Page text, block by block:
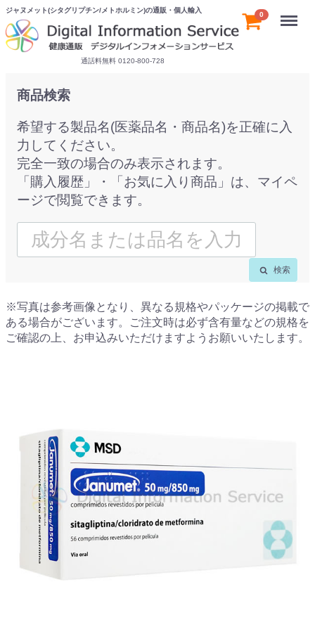
ジャヌメット(シタグリプチン/メトホルミン)の通販・個人輸入
通話料無料 0120-800-728
0 Menu
商品検索
希望する製品名(医薬品名・商品名)を正確に入
力してください。
完全一致の場合のみ表示されます。
「購入履歴」・「お気に入り商品」は、マイペ
ージで閲覧できます。
検索
※写真は参考画像となり、異なる規格やパッケージの掲載で
ある場合がございます。ご注文時は必ず含有量などの規格を
ご確認の上、お申込みいただけますようお願いいたします。